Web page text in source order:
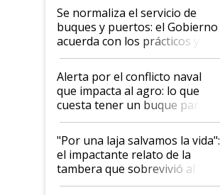
Se normaliza el servicio de
buques y puertos: el Gobierno
acuerda con los prácticos y
suspende el decreto de
desregulación
Alerta por el conflicto naval
que impacta al agro: lo que
cuesta tener un buque parado
y el peligro de que Argentina
pase a ser "país sucio"
"Por una laja salvamos la vida":
el impactante relato de la
tambera que sobrevivió al
tornado